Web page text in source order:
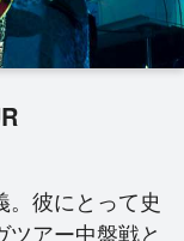
。彼にとって史
ツアー中盤戦と